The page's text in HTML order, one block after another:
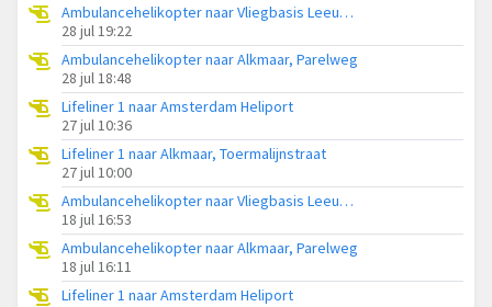
Ambulancehelikopter naar Vliegbasis Leeuwarden
28 jul 19:22
Ambulancehelikopter naar Alkmaar, Parelweg
28 jul 18:48
Lifeliner 1 naar Amsterdam Heliport
27 jul 10:36
Lifeliner 1 naar Alkmaar, Toermalijnstraat
27 jul 10:00
Ambulancehelikopter naar Vliegbasis Leeuwarden
18 jul 16:53
Ambulancehelikopter naar Alkmaar, Parelweg
18 jul 16:11
Lifeliner 1 naar Amsterdam Heliport